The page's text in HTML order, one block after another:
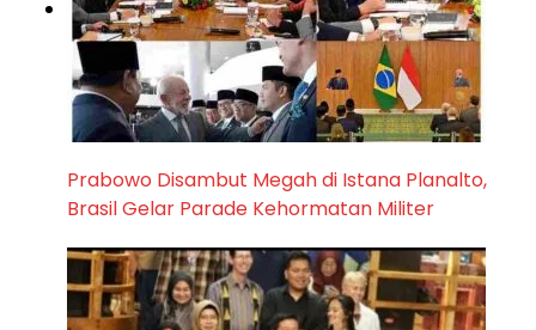
Prabowo Disambut Megah di Istana Planalto,
Brasil Gelar Parade Kehormatan Militer